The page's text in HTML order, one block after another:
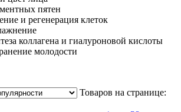
пятен
и регенерация клеток
коллагена и гиалуроновой кислоты
молодости
Товаров на странице: